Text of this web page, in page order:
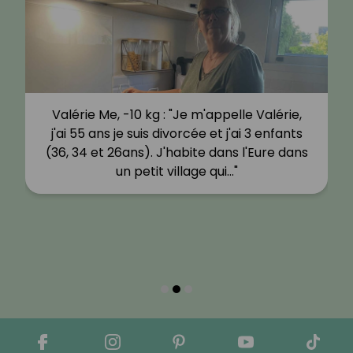
Valérie Me, -10 kg : "Je m'appelle Valérie,
j'ai 55 ans je suis divorcée et j'ai 3 enfants
(36, 34 et 26ans). J'habite dans l'Eure dans
un petit village qui…"